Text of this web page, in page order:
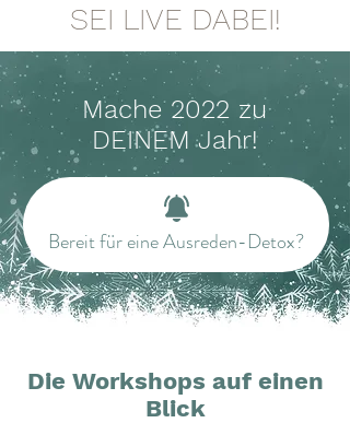
SEI LIVE DABEI!
Mache 2022 zu
DEINEM Jahr!
Bereit für eine Ausreden-Detox?
Die Workshops auf einen
Blick